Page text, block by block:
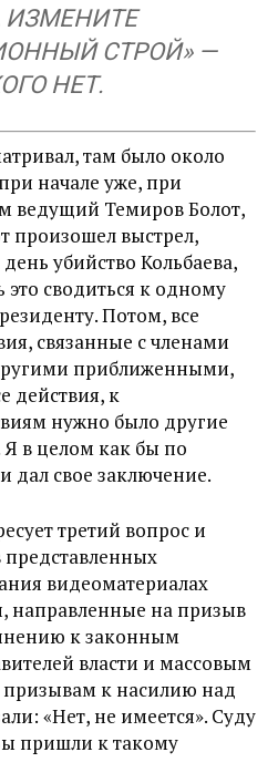
ИЗМЕНИТЕ
СТРОЙ» —
НЕТ.
там было около
начале уже, при
ведущий Темиров Болот,
произошел выстрел,
убийство Кольбаева,
это сводиться к одному
Потом, все
связанные с членами
приближенными,
действия, к
нужно было другие
Я в целом как бы по
дал свое заключение.
третий вопрос и
видеоматериалах
направленные на призыв
к законным
власти и массовым
к насилию над
«Нет, не имеется». Суду
пришли к такому